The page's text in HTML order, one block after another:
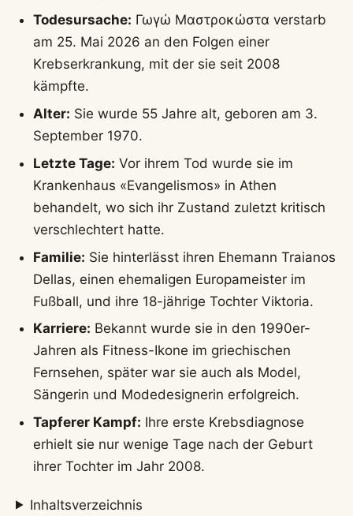
Todesursache: Γωγώ Μαστροκώστα verstarb
am 25. Mai 2026 an den Folgen einer
Krebserkrankung, mit der sie seit 2008
kämpfte.
Alter: Sie wurde 55 Jahre alt, geboren am 3.
September 1970.
Letzte Tage: Vor ihrem Tod wurde sie im
Krankenhaus «Evangelismos» in Athen
behandelt, wo sich ihr Zustand zuletzt kritisch
verschlechtert hatte.
Familie: Sie hinterlässt ihren Ehemann Traianos
Dellas, einen ehemaligen Europameister im
Fußball, und ihre 18-jährige Tochter Viktoria.
Karriere: Bekannt wurde sie in den 1990er-
Jahren als Fitness-Ikone im griechischen
Fernsehen, später war sie auch als Model,
Sängerin und Modedesignerin erfolgreich.
Tapferer Kampf: Ihre erste Krebsdiagnose
erhielt sie nur wenige Tage nach der Geburt
ihrer Tochter im Jahr 2008.
Inhaltsverzeichnis